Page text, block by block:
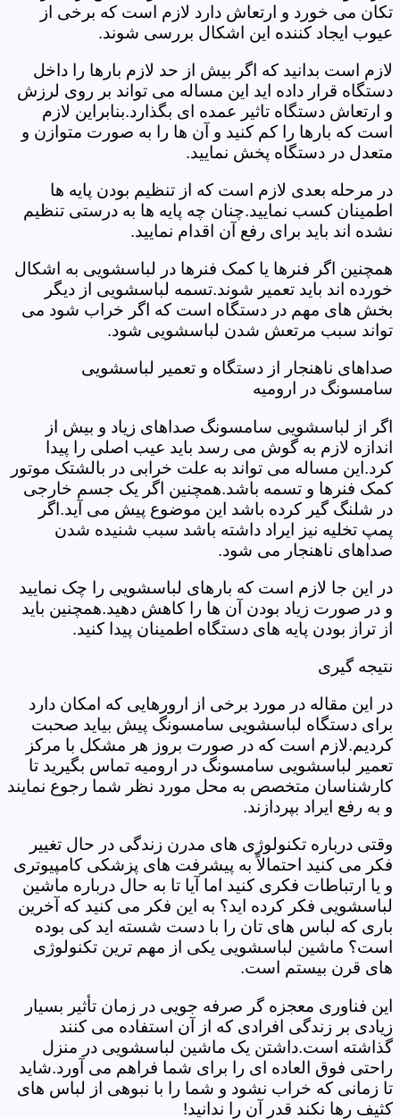
تکان می خورد و ارتعاش دارد لازم است که برخی از
عیوب ایجاد کننده این اشکال بررسی شوند.
لازم است بدانید که اگر بیش از حد لازم بارها را داخل
دستگاه قرار داده اید این مساله می تواند بر روی لرزش
و ارتعاش دستگاه تاثیر عمده ای بگذارد.بنابراین لازم
است که بارها را کم کنید و آن ها را به صورت متوازن و
متعدل در دستگاه پخش نمایید.
در مرحله بعدی لازم است که از تنظیم بودن پایه ها
اطمینان کسب نمایید.چنان چه پایه ها به درستی تنظیم
نشده اند باید برای رفع آن اقدام نمایید.
همچنین اگر فنرها یا کمک فنرها در لباسشویی به اشکال
خورده اند باید تعمیر شوند.تسمه لباسشویی از دیگر
بخش های مهم در دستگاه است که اگر خراب شود می
تواند سبب مرتعش شدن لباسشویی شود.
صداهای ناهنجار از دستگاه و تعمیر لباسشویی
سامسونگ در ارومیه
اگر از لباسشویی سامسونگ صداهای زیاد و بیش از
اندازه لازم به گوش می رسد باید عیب اصلی را پیدا
کرد.این مساله می تواند به علت خرابی در بالشتک موتور
کمک فنرها و تسمه باشد.همچنین اگر یک جسم خارجی
در شلنگ گیر کرده باشد این موضوع پیش می آید.اگر
پمپ تخلیه نیز ایراد داشته باشد سبب شنیده شدن
صداهای ناهنجار می شود.
در این جا لازم است که بارهای لباسشویی را چک نمایید
و در صورت زیاد بودن آن ها را کاهش دهید.همچنین باید
از تراز بودن پایه های دستگاه اطمینان پیدا کنید.
نتیجه گیری
در این مقاله در مورد برخی از ارورهایی که امکان دارد
برای دستگاه لباسشویی سامسونگ پیش بیاید صحبت
کردیم.لازم است که در صورت بروز هر مشکل با مرکز
تعمیر لباسشویی سامسونگ در ارومیه تماس بگیرید تا
کارشناسان متخصص به محل مورد نظر شما رجوع نمایند
و به رفع ایراد بپردازند.
وقتی درباره تکنولوژی های مدرن زندگی در حال تغییر
فکر می کنید احتمالاً به پیشرفت های پزشکی کامپیوتری
و یا ارتباطات فکری کنید اما آیا تا به حال درباره ماشین
لباسشویی فکر کرده اید؟ به این فکر می کنید که آخرین
باری که لباس های تان را با دست شسته اید کی بوده
است؟ ماشین لباسشویی یکی از مهم ترین تکنولوژی
های قرن بیستم است.
این فناوری معجزه گر صرفه جویی در زمان تأثیر بسیار
زیادی بر زندگی افرادی که از آن استفاده می کنند
گذاشته است.داشتن یک ماشین لباسشویی در منزل
راحتی فوق العاده ای را برای شما فراهم می آورد.شاید
تا زمانی که خراب نشود و شما را با نبوهی از لباس های
کثیف رها نکند قدر آن را ندانید!